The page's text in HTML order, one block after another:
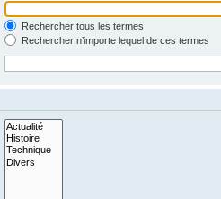
Rechercher tous les termes
Rechercher n’importe lequel de ces termes